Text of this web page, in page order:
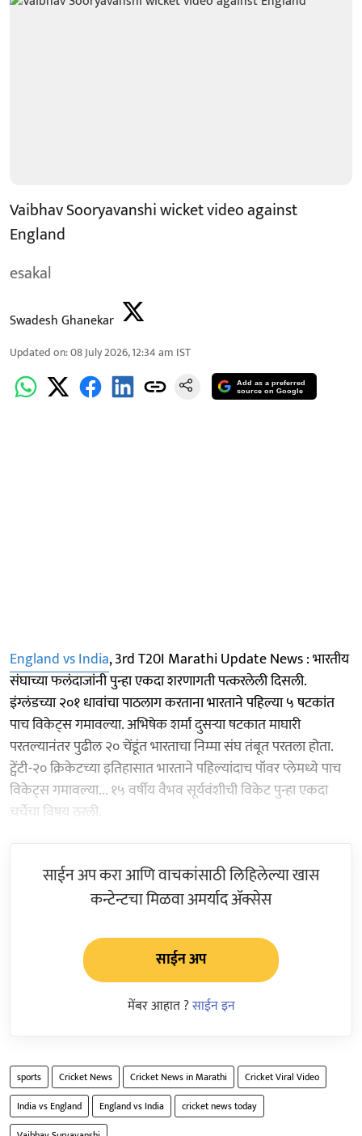
Vaibhav Sooryavanshi wicket video against
England
esakal
Swadesh Ghanekar
Updated on:08 July 2026, 12:34 am IST
Add as a preferred
source on Google
England vs India, 3rd T20I Marathi Update News : भारतीय
संघाच्या फलंदाजांनी पुन्हा एकदा शरणागती पत्करलेली दिसली.
इंग्लंडच्या २०१ धावांचा पाठलाग करताना भारताने पहिल्या ५ षटकांत
पाच विकेट्स गमावल्या. अभिषेक शर्मा दुसऱ्या षटकात माघारी
परतल्यानंतर पुढील २० चेंडूंत भारताचा निम्मा संघ तंबूत परतला होता.
ट्वेंटी-२० क्रिकेटच्या इतिहासात भारताने पहिल्यांदाच पॉवर प्लेमध्ये पाच
विकेट्स गमावल्या... १५ वर्षीय वैभव सूर्यवंशीची विकेट पुन्हा एकदा
चर्चेचा विषय ठऱली.
साईन अप करा आणि वाचकांसाठी लिहिलेल्या खास
कन्टेन्टचा मिळवा अमर्याद ॲक्सेस
साईन अप
मेंबर आहात ?साईन इन
sports Cricket News Cricket News in Marathi
Cricket Viral Video
India vs England
England vs India
cricket news today